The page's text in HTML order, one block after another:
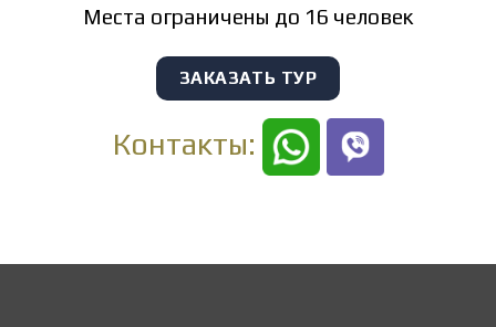
Места ограничены до 16 человек
ЗАКАЗАТЬ ТУР
Контакты: